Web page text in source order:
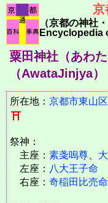
京
（京都の神社
Encyclopedia
粟田神社（あわた
（AwataJinjya）
所在地： 京都市東山区
祭神：
主座： 素戔嗚尊
左座： 八大王子命
右座： 奇稲田比売命